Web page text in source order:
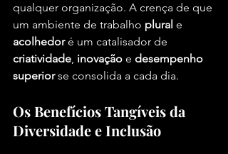
qualquer organização. A crença de que
um ambiente de trabalho plural e
acolhedor é um catalisador de
criatividade, inovação e desempenho
superior se consolida a cada dia.
Os Benefícios Tangíveis da
Diversidade e Inclusão